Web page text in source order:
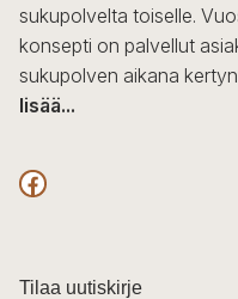
sukupolvelta toiselle.
konsepti on palvellut
sukupolven aikana
lisää...
F
c
Tilaa uutiskirje